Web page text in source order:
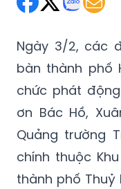
Ngày 3/2, các
bàn thành phố
chức phát
ơn Bác Hồ,
Quảng trường
chính thuộc
thành phố Thuỷ